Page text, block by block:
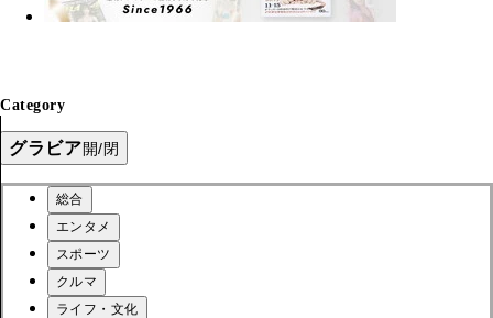
Category
グラビア開/閉
総合
エンタメ
スポーツ
クルマ
ライフ・文化